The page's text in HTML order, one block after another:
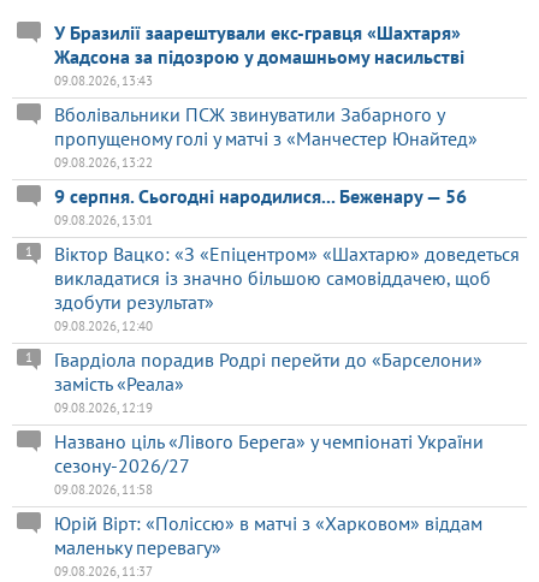
У Бразилії заарештували екс-гравця «Шахтаря»
Жадсона за підозрою у домашньому насильстві
09.08.2026, 13:43
Вболівальники ПСЖ звинуватили Забарного у
пропущеному голі у матчі з «Манчестер Юнайтед»
09.08.2026, 13:22
9 серпня. Сьогодні народилися... Беженару — 56
09.08.2026, 13:01
Віктор Вацко: «З «Епіцентром» «Шахтарю» доведеться
викладатися із значно більшою самовіддачею, щоб
здобути результат»
1
09.08.2026, 12:40
Гвардіола порадив Родрі перейти до «Барселони»
замість «Реала»
1
09.08.2026, 12:19
Названо ціль «Лівого Берега» у чемпіонаті України
сезону-2026/27
09.08.2026, 11:58
Юрій Вірт: «Поліссю» в матчі з «Харковом» віддам
маленьку перевагу»
09.08.2026, 11:37